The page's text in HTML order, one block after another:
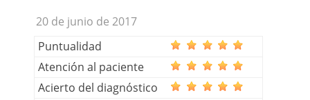
20 de junio de 2017
Puntualidad
Atención al paciente
Acierto del diagnóstico